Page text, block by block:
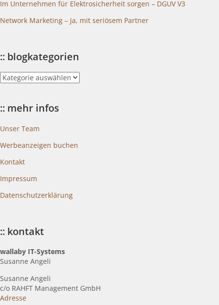
Im Unternehmen für Elektrosicherheit sorgen – DGUV V3
Network Marketing – Ja, mit seriösem Partner
:: blogkategorien
::
blogkategorien
:: mehr infos
Unser Team
Werbeanzeigen buchen
Kontakt
Impressum
Datenschutzerklärung
:: kontakt
wallaby IT-Systems
Susanne Angeli
Susanne Angeli
c/o RAHFT Management GmbH
Adresse